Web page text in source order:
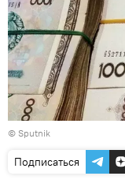
© Sputnik
Подписаться